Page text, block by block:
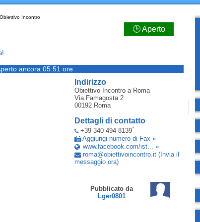
Incontro
🕒 Aperto
ancora 05:51 ore
Indirizzo
Obiettivo Incontroa Roma
Via Famagosta 2
00192 Roma
Dettagli di contatto
+39 340 494 8139*
Aggiungi numero di Fax »
www.facebook.com/ist... »
roma@obiettivoincontro.it (Invia il
messaggio ora)
Pubblicato da
Lger0801